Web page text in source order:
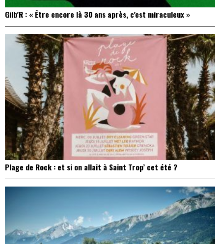
Gilb’R : « Être encore là 30 ans après, c’est miraculeux »
Plage de Rock : et si on allait à Saint Trop’ cet été ?